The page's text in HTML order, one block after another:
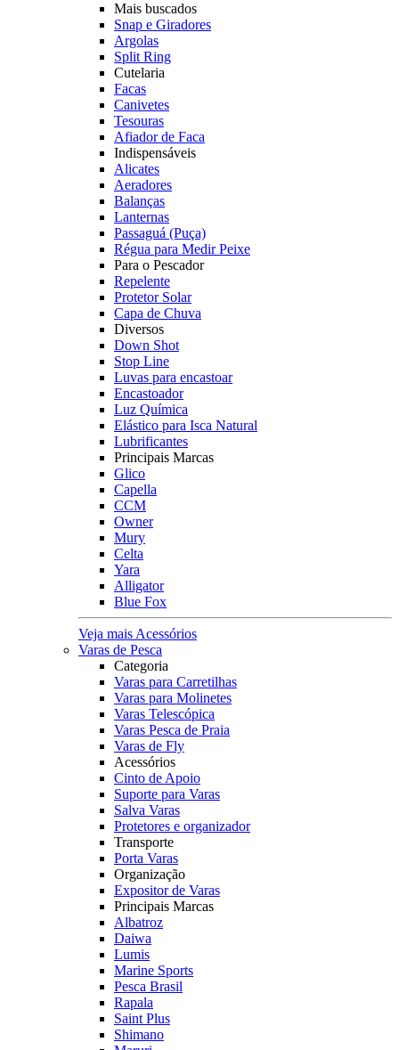
Mais buscados
Snap e Giradores
Argolas
Split Ring
Cutelaria
Facas
Canivetes
Tesouras
Afiador de Faca
Indispensáveis
Alicates
Aeradores
Balanças
Lanternas
Passaguá (Puça)
Régua para Medir Peixe
Para o Pescador
Repelente
Protetor Solar
Capa de Chuva
Diversos
Down Shot
Stop Line
Luvas para encastoar
Encastoador
Luz Química
Elástico para Isca Natural
Lubrificantes
Principais Marcas
Glico
Capella
CCM
Owner
Mury
Celta
Yara
Alligator
Blue Fox
Veja mais Acessórios
Varas de Pesca
Categoria
Varas para Carretilhas
Varas para Molinetes
Varas Telescópica
Varas Pesca de Praia
Varas de Fly
Acessórios
Cinto de Apoio
Suporte para Varas
Salva Varas
Protetores e organizador
Transporte
Porta Varas
Organização
Expositor de Varas
Principais Marcas
Albatroz
Daiwa
Lumis
Marine Sports
Pesca Brasil
Rapala
Saint Plus
Shimano